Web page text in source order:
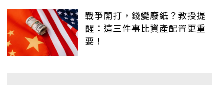
戰爭開打，錢變廢紙？教授提
醒：這三件事比資產配置更重
要！